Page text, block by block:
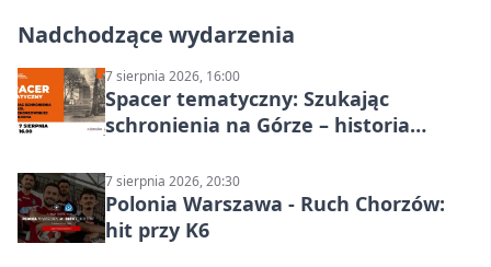
Nadchodzące wydarzenia
7 sierpnia 2026, 16:00
Spacer tematyczny: Szukając
schronienia na Górze – historia
7 sierpnia 2026, 20:30
Polonia Warszawa - Ruch Chorzów:
hit przy K6